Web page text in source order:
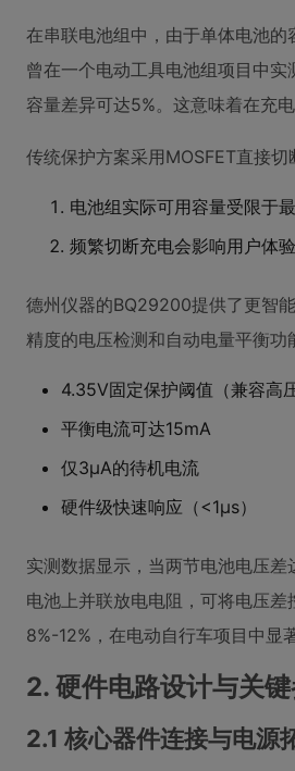
在串联电池组中，由于单体电池
曾在一个电动工具电池组项目中
容量差异可达5%。这意味着在充
传统保护方案采用MOSFET直接
电池组实际可用容量受限于
频繁切断充电会影响用户体验
德州仪器的BQ29200提供了更智
精度的电压检测和自动电量平衡功
4.35V固定保护阈值（兼容高
平衡电流可达15mA
仅3μA的待机电流
硬件级快速响应（<1μs）
实测数据显示，当两节电池电压
电池上并联放电电阻，可将电压
8%-12%，在电动自行车项目中显
2. 硬件电路设计与关
2.1 核心器件连接与电源